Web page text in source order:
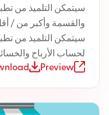
سيتمكن التلميذ من
والقسمة وأكبر من /
سيتمكن التلميذ من
لحساب الأرباح
Preview